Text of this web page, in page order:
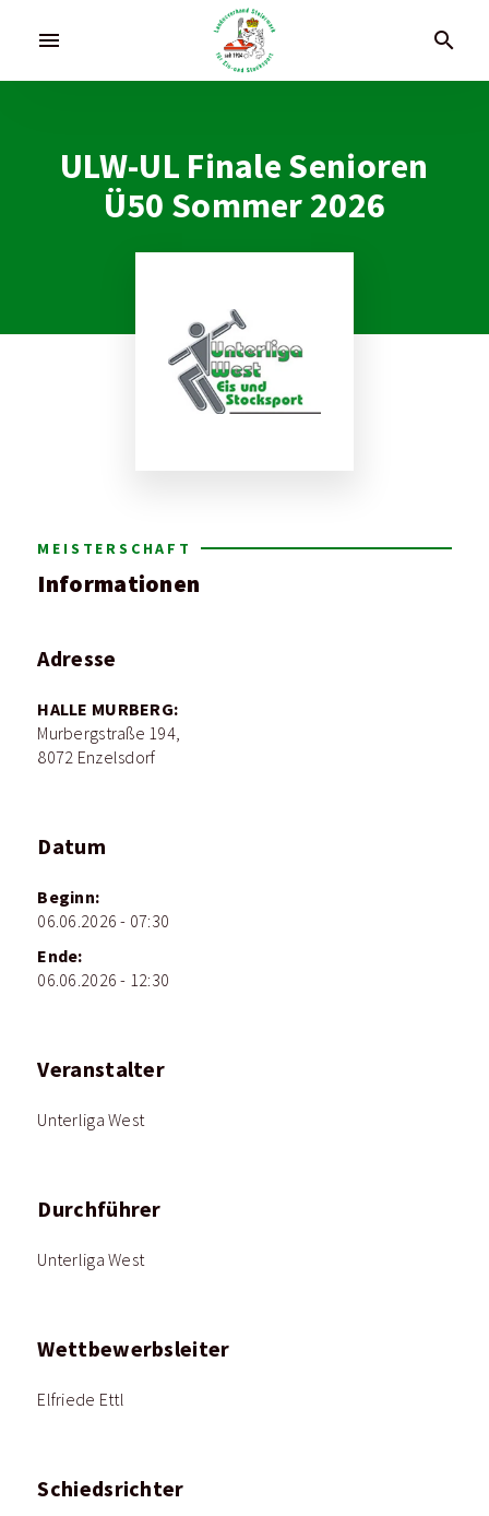
menu search
ULW-UL Finale Senioren
Ü50 Sommer 2026
MEISTERSCHAFT
Informationen
Adresse
HALLE MURBERG:
Murbergstraße 194,
8072 Enzelsdorf
Datum
Beginn:
06.06.2026 - 07:30
Ende:
06.06.2026 - 12:30
Veranstalter
Unterliga West
Durchführer
Unterliga West
Wettbewerbsleiter
Elfriede Ettl
Schiedsrichter